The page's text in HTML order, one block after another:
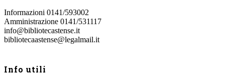
Informazioni 0141/593002
Amministrazione 0141/531117
info@bibliotecastense.it
bibliotecaastense@legalmail.it
Info utili